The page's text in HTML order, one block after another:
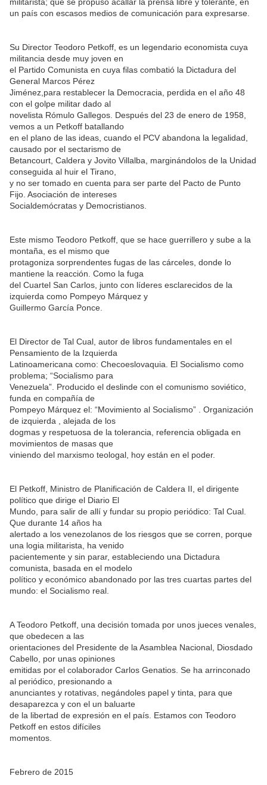
un país con escasos medios de comunicación para expresarse.
Su Director Teodoro Petkoff, es un legendario economista cuya
militancia desde muy joven en
el Partido Comunista en cuya filas combatió la Dictadura del
General Marcos Pérez
Jiménez,para restablecer la Democracia, perdida en el año 48
con el golpe militar dado al
novelista Rómulo Gallegos. Después del 23 de enero de 1958,
vemos a un Petkoff batallando
en el plano de las ideas, cuando el PCV abandona la legalidad,
causado por el sectarismo de
Betancourt, Caldera y Jovito Villalba, marginándolos de la Unidad
conseguida al huir el Tirano,
y no ser tomado en cuenta para ser parte del Pacto de Punto
Fijo. Asociación de intereses
Socialdemócratas y Democristianos.
Este mismo Teodoro Petkoff, que se hace guerrillero y sube a la
montaña, es el mismo que
protagoniza sorprendentes fugas de las cárceles, donde lo
mantiene la reacción. Como la fuga
del Cuartel San Carlos, junto con líderes esclarecidos de la
izquierda como Pompeyo Márquez y
Guillermo García Ponce.
El Director de Tal Cual, autor de libros fundamentales en el
Pensamiento de la Izquierda
Latinoamericana como: Checoeslovaquia. El Socialismo como
problema; “Socialismo para
Venezuela”. Producido el deslinde con el comunismo soviético,
funda en compañía de
Pompeyo Márquez el: “Movimiento al Socialismo” . Organización
de izquierda , alejada de los
dogmas y respetuosa de la tolerancia, referencia obligada en
movimientos de masas que
viniendo del marxismo teologal, hoy están en el poder.
El Petkoff, Ministro de Planificación de Caldera II, el dirigente
político que dirige el Diario El
Mundo, para salir de allí y fundar su propio periódico: Tal Cual.
Que durante 14 años ha
alertado a los venezolanos de los riesgos que se corren, porque
una logia militarista, ha venido
pacientemente y sin parar, estableciendo una Dictadura
comunista, basada en el modelo
político y económico abandonado por las tres cuartas partes del
mundo: el Socialismo real.
A Teodoro Petkoff, una decisión tomada por unos jueces venales,
que obedecen a las
orientaciones del Presidente de la Asamblea Nacional, Diosdado
Cabello, por unas opiniones
emitidas por el colaborador Carlos Genatios. Se ha arrinconado
al periódico, presionando a
anunciantes y rotativas, negándoles papel y tinta, para que
desaparezca y con el un baluarte
de la libertad de expresión en el país. Estamos con Teodoro
Petkoff en estos difíciles
momentos.
Febrero de 2015